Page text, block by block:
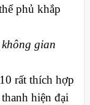
phủ khắp
gian
rất thích hợp
hiện đại